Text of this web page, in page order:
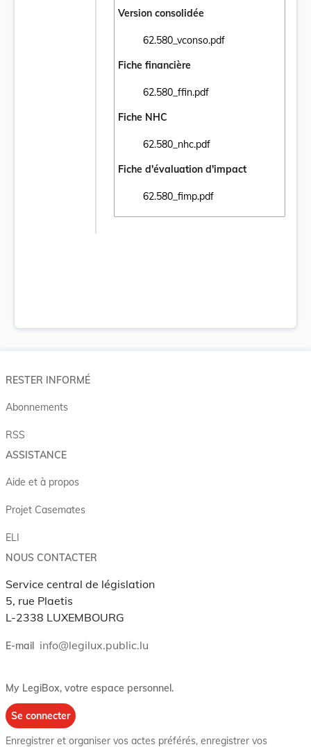
Version consolidée
62.580_vconso.pdf
Ouvrir le document 62.580_vconso.pdf
Fiche financière
62.580_ffin.pdf
Ouvrir le document 62.580_ffin.pdf dans
Fiche NHC
62.580_nhc.pdf
Ouvrir le document 62.580_nhc.pdf dans
Fiche d'évaluation d'impact
62.580_fimp.pdf
Ouvrir le document 62.580_fimp.pdf dans
RESTER INFORMÉ
Abonnements
RSS
ASSISTANCE
Aide et à propos
Projet Casemates
ELI
NOUS CONTACTER
Service central de législation
5, rue Plaetis
L-2338 LUXEMBOURG
E-mail info@legilux.public.lu
My LegiBox, votre espace personnel.
Se connecter
Enregistrer et organiser vos actes préférés, enregistrer vos